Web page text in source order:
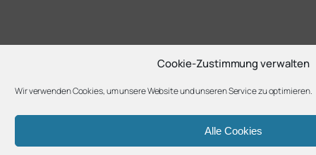
Cookie-Zustimmung verwalten
Wir verwenden Cookies, um unsere Website und unseren Service zu optimieren.
Alle Cookies